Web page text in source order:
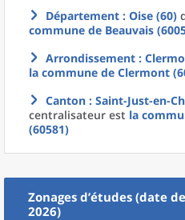
Département : Oise (60)
commune de Beauvais
Arrondissement :
la commune de Clermont
Canton : Saint-Just-en-
centralisateur est la
(60581)
Zonages d’études (date
2026)